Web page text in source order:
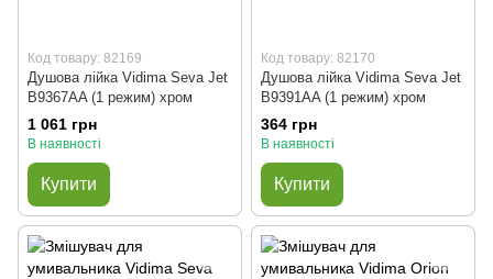
Код товару: 82169
Душова лійка Vidima Seva Jet
B9367AA (1 режим) хром
1 061 грн
В наявності
Купити
Код товару: 82170
Душова лійка Vidima Seva Jet
B9391AA (1 режим) хром
364 грн
В наявності
Купити